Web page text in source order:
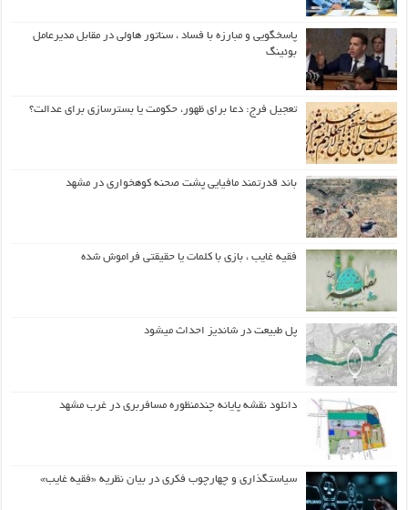
پاسخگویی و مبارزه با فساد ، سناتور هاولی در مقابل مدیرعامل
بوئینگ
تعجیل فرج: دعا برای ظهور، حکومت یا بسترسازی برای عدالت؟
باند قدرتمند مافیایی پشت صحنه کوهخواری در مشهد
فقیه غایب ، بازی با کلمات یا حقیقتی فراموش شده
پل طبیعت در شاندیز احداث میشود
دانلود نقشه پایانه چندمنظوره مسافربری در غرب مشهد
سیاستگذاری و چهارچوب فکری در بیان نظریه «فقیه غایب»